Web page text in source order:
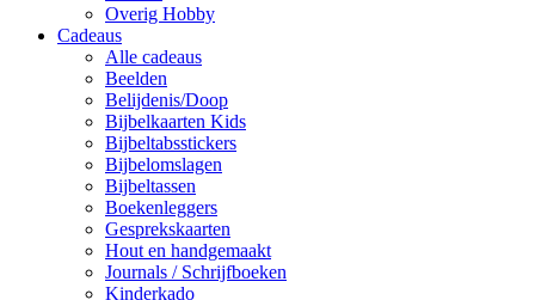
Overig Hobby
Cadeaus
Alle cadeaus
Beelden
Belijdenis/Doop
Bijbelkaarten Kids
Bijbeltabsstickers
Bijbelomslagen
Bijbeltassen
Boekenleggers
Gesprekskaarten
Hout en handgemaakt
Journals / Schrijfboeken
Kinderkado